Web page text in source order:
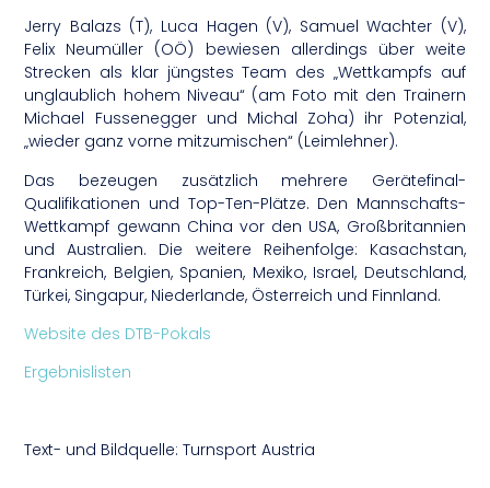
Jerry Balazs (T), Luca Hagen (V), Samuel Wachter (V),
Felix Neumüller (OÖ) bewiesen allerdings über weite
Strecken als klar jüngstes Team des „Wettkampfs auf
unglaublich hohem Niveau“ (am Foto mit den Trainern
Michael Fussenegger und Michal Zoha) ihr Potenzial,
„wieder ganz vorne mitzumischen“ (Leimlehner).
Das bezeugen zusätzlich mehrere Gerätefinal-
Qualifikationen und Top-Ten-Plätze. Den Mannschafts-
Wettkampf gewann China vor den USA, Großbritannien
und Australien. Die weitere Reihenfolge: Kasachstan,
Frankreich, Belgien, Spanien, Mexiko, Israel, Deutschland,
Türkei, Singapur, Niederlande, Österreich und Finnland.
Website des DTB-Pokals
Ergebnislisten
Text- und Bildquelle: Turnsport Austria